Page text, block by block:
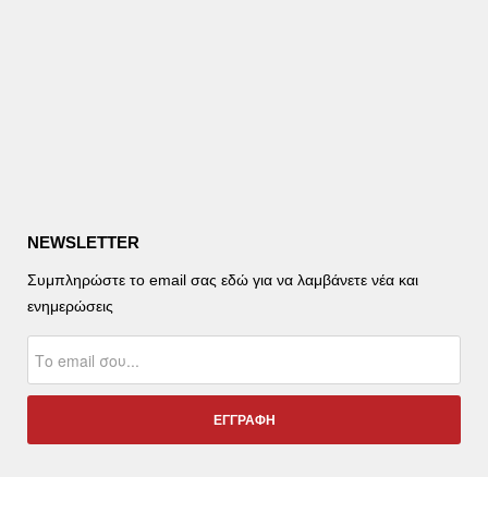
NEWSLETTER
Συμπληρώστε το email σας εδώ για να λαμβάνετε νέα και
ενημερώσεις